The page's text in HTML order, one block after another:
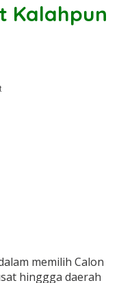
Kalahpun
memilih Calon
hinggga daerah